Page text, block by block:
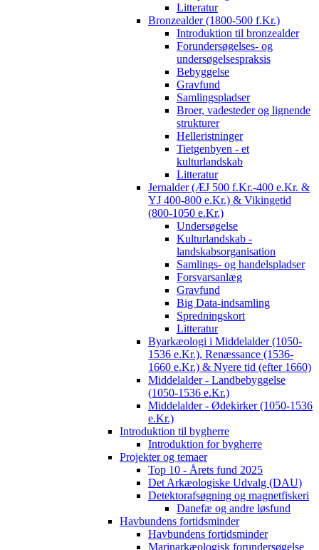
Litteratur
Bronzealder (1800-500 f.Kr.)
Introduktion til bronzealder
Forundersøgelses- og
undersøgelsespraksis
Bebyggelse
Gravfund
Samlingspladser
Broer, vadesteder og lignende
strukturer
Helleristninger
Tietgenbyen - et
kulturlandskab
Litteratur
Jernalder (ÆJ 500 f.Kr.-400 e.Kr. &
YJ 400-800 e.Kr.) & Vikingetid
(800-1050 e.Kr.)
Undersøgelse
Kulturlandskab -
landskabsorganisation
Samlings- og handelspladser
Forsvarsanlæg
Gravfund
Big Data-indsamling
Spredningskort
Litteratur
Byarkæologi i Middelalder (1050-
1536 e.Kr.), Renæssance (1536-
1660 e.Kr.) & Nyere tid (efter 1660)
Middelalder - Landbebyggelse
(1050-1536 e.Kr.)
Middelalder - Ødekirker (1050-1536
e.Kr.)
Introduktion til bygherre
Introduktion for bygherre
Projekter og temaer
Top 10 - Årets fund 2025
Det Arkæologiske Udvalg (DAU)
Detektorafsøgning og magnetfiskeri
Danefæ og andre løsfund
Havbundens fortidsminder
Havbundens fortidsminder
Marinarkæologisk forundersøgelse